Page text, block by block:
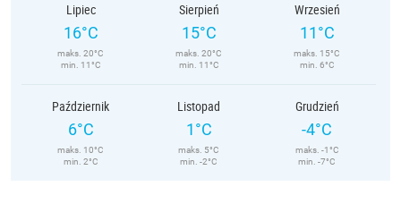
Lipiec
16°C
maks. 20°C
min. 11°C
Sierpień
15°C
maks. 20°C
min. 11°C
Wrzesień
11°C
maks. 15°C
min. 6°C
Październik
6°C
maks. 10°C
min. 2°C
Listopad
1°C
maks. 5°C
min. -2°C
Grudzień
-4°C
maks. -1°C
min. -7°C